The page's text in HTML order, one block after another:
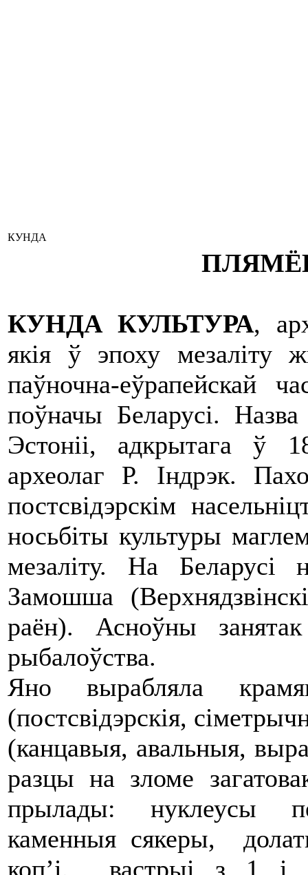
КУНДА
КУНДА КУЛЬТУРА,
якія ў эпоху мезаліту
паўночна-
поўначы Беларусі.
Эстоніі, адкрытага ў
археолаг Р. Індрэк.
постсвідэрскім
носьбіты культуры
мезаліту. На Беларусі
Замошша
раён). Асноўны
рыбалоўства.
Яно вырабляла
(постсвідэрскія,
(канцавыя, авальныя,
разцы на зломе
прылады: нуклеусы
каменныя сякеры,
коп’і, вастрыі з 1 і